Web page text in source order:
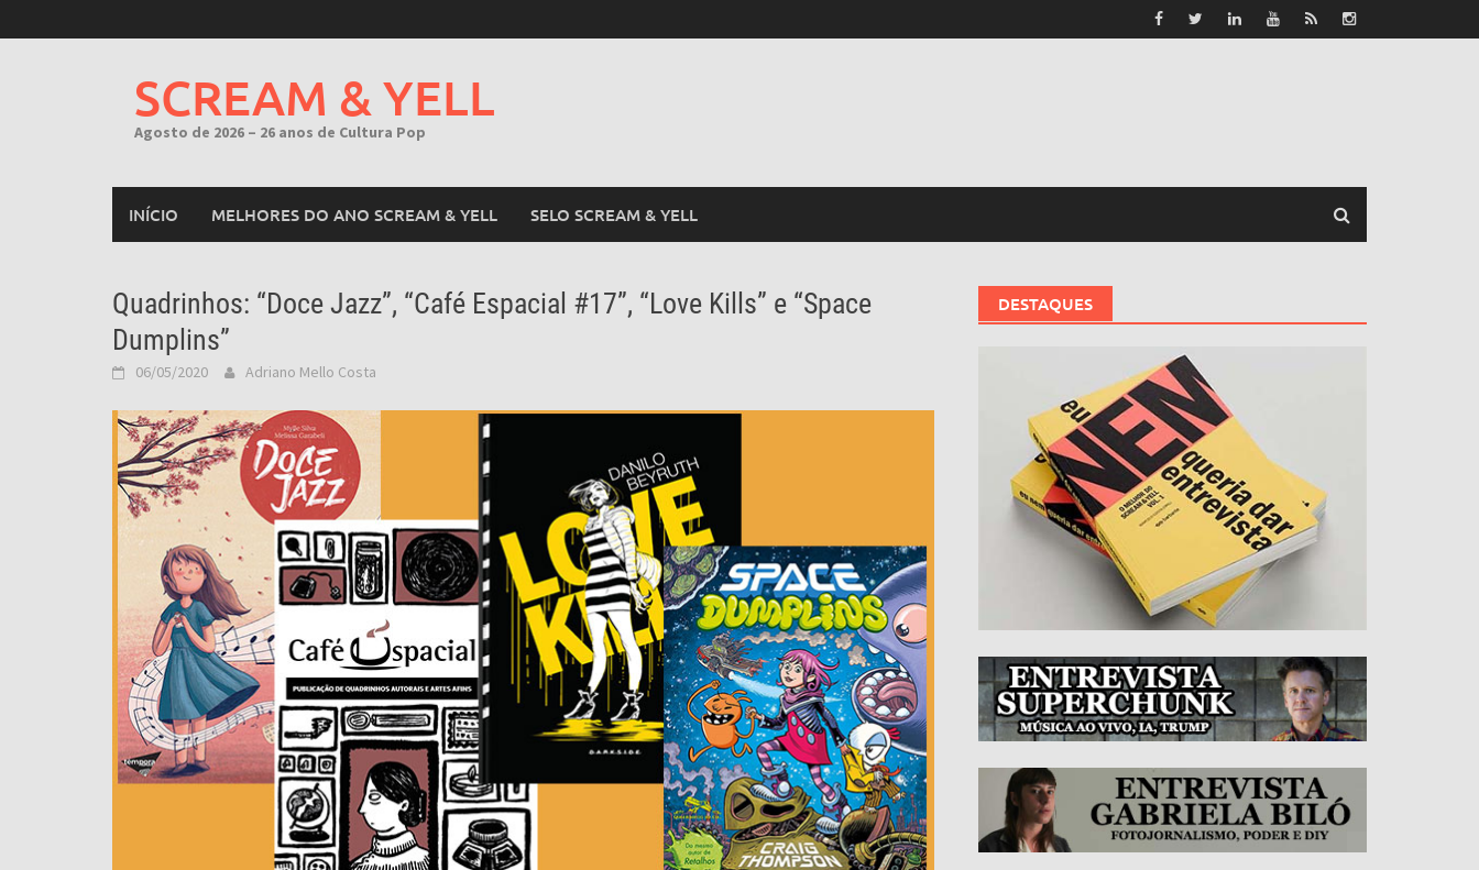
to
SCREAM & YELL
Agosto de 2026 – 26 anos de Cultura Pop
INÍCIO MELHORES DO ANO SCREAM & YELL SELO SCREAM & YELL
Quadrinhos: “Doce Jazz”, “Café Espacial #17”, “Love Kills” e “Space
Dumplins”
06/05/2020 Adriano Mello Costa
DESTAQUES